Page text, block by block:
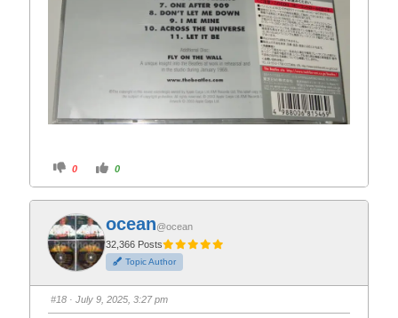
C
i
k
f
o
r
t
h
u
m
d
o
0
C
i
k
o
r
t
h
u
m
u
p
0
ocean@ocean
32,366 Posts
Topic Author
#18 · July 9, 2025, 3:27 pm